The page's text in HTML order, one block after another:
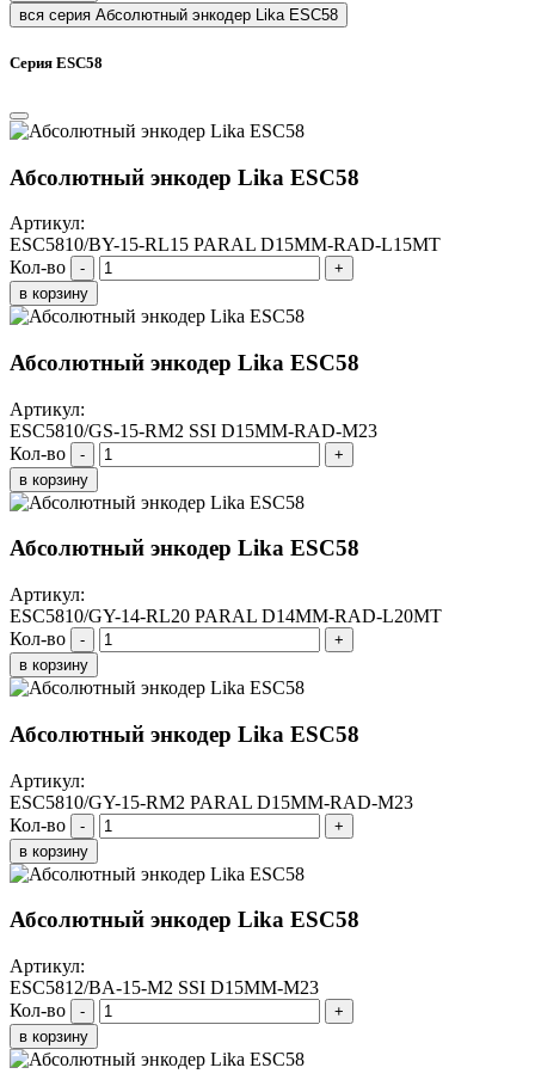
вся серия Абсолютный энкодер Lika ESC58
Серия ESC58
Абсолютный энкодер Lika ESC58
Артикул:
ESC5810/BY-15-RL15 PARAL D15MM-RAD-L15MT
Кол-во
-
+
в корзину
Абсолютный энкодер Lika ESC58
Артикул:
ESC5810/GS-15-RM2 SSI D15MM-RAD-M23
Кол-во
-
+
в корзину
Абсолютный энкодер Lika ESC58
Артикул:
ESC5810/GY-14-RL20 PARAL D14MM-RAD-L20MT
Кол-во
-
+
в корзину
Абсолютный энкодер Lika ESC58
Артикул:
ESC5810/GY-15-RM2 PARAL D15MM-RAD-M23
Кол-во
-
+
в корзину
Абсолютный энкодер Lika ESC58
Артикул:
ESC5812/BA-15-M2 SSI D15MM-M23
Кол-во
-
+
в корзину